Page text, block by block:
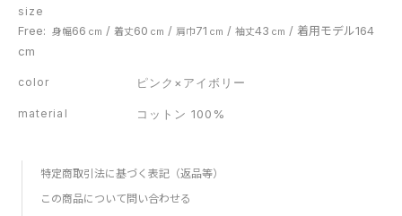
size
Free: 身幅66 cm / 着丈60 cm / 肩巾71 cm / 袖丈43 cm / 着用モデル164
cm
color ピンク×アイボリー
material コットン 100%
特定商取引法に基づく表記（返品等）
この商品について問い合わせる